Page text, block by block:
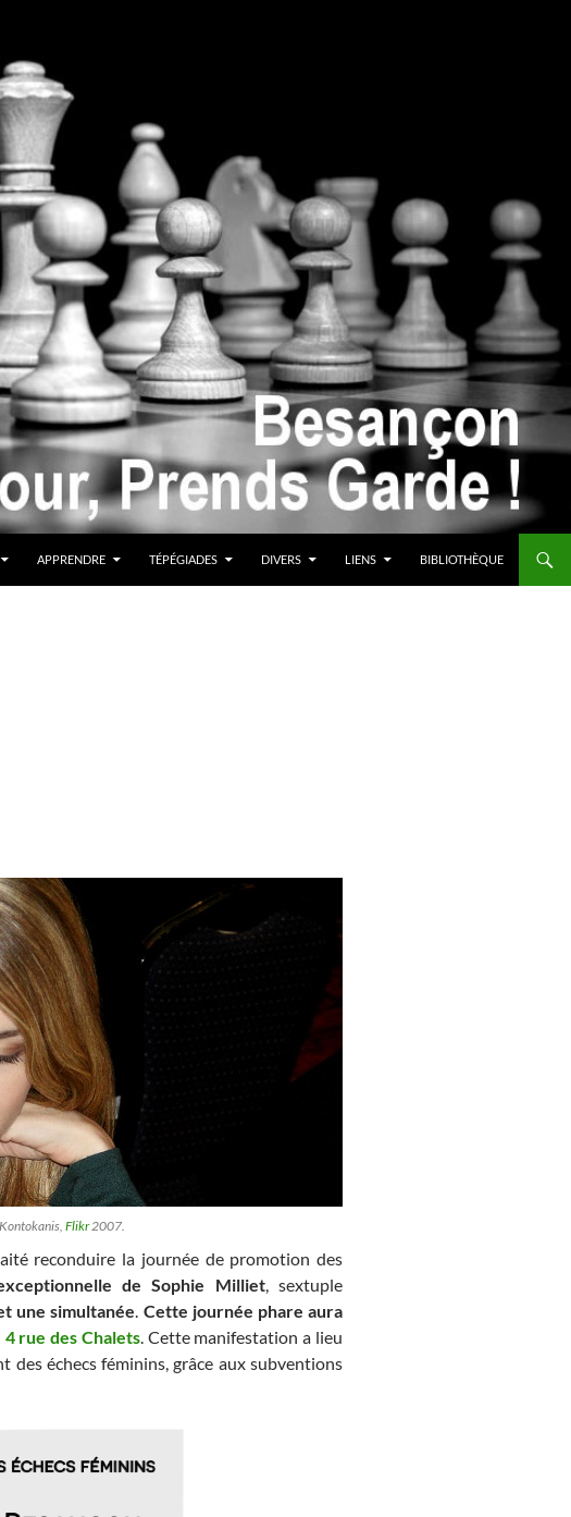
APPRENDRE TÉPÉGIADES DIVERS LIENS BIBLIOTHÈQUE
Flikr2007.
reconduire la journée de promotion des
de Sophie Milliet, sextuple
une simultanée Cette journée phare aura
4 rue des Chalets. Cette manifestation a lieu
des échecs féminins, grâce aux subventions